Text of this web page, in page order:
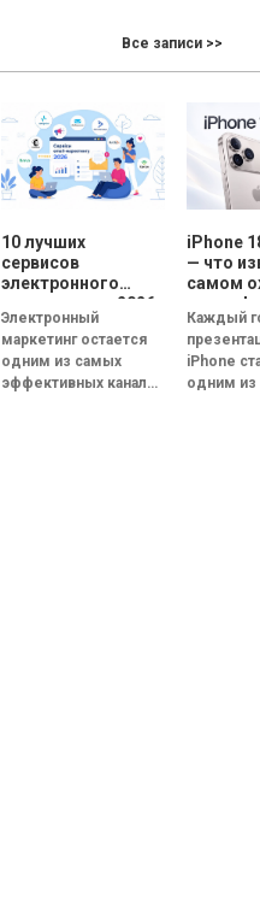
мнения опрошенных
и как они
Все записи >>
10 лучших
сервисов
электронного
маркетинга в 2026
году: сравнение
возможностей и
функций
Электронный
маркетинг остается
одним из самых
эффективных каналов
iPhone
— что
самом
Каждый
iPhone
одним из